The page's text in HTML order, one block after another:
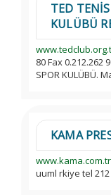
TED
KULÜBÜ
80 Fax 0.212.262
SPOR KULÜBÜ.
KAMA
www.kama.com.tr
uuml rkiye tel 212